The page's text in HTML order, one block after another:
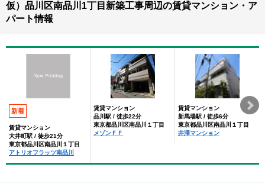
仮）品川区南品川1丁目新築工事周辺の賃貸マンション・ア
パート情報
新着
賃貸マンション
大井町駅 / 徒歩21分
東京都品川区南品川１丁目
アトリオフラッツ南品川
賃貸マンション
品川駅 / 徒歩22分
東京都品川区南品川１丁目
メゾンＦＦ
賃貸マンション
新馬場駅 / 徒歩6分
東京都品川区南品川１丁目
井澤マンション